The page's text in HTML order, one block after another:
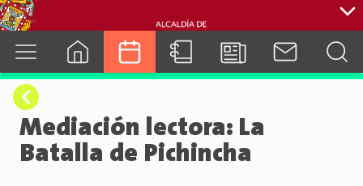
Mediación lectora: La
Batalla de Pichincha